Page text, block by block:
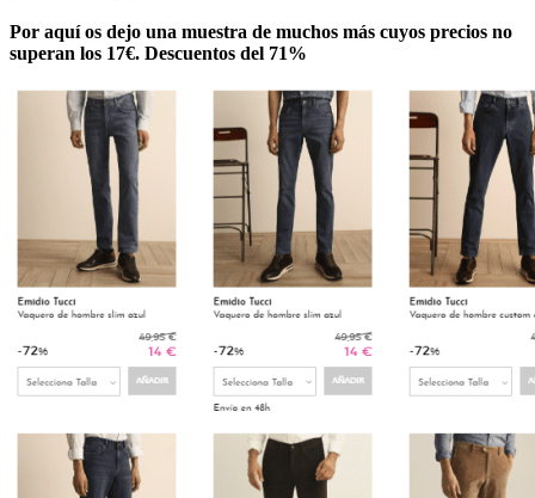
Por aquí os dejo una muestra de muchos más cuyos precios no
superan los 17€. Descuentos del 71%